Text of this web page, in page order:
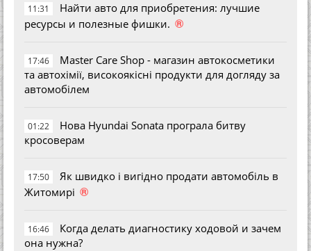
11:31
Найти авто для приобретения: лучшие
ресурсы и полезные фишки. ®
17:46
Master Care Shop - магазин автокосметики
та автохімії, високоякісні продукти для догляду за
автомобілем
01:22
Нова Hyundai Sonata програла битву
кросоверам
17:50
Як швидко і вигідно продати автомобіль в
Житомирі ®
16:46
Когда делать диагностику ходовой и зачем
она нужна?